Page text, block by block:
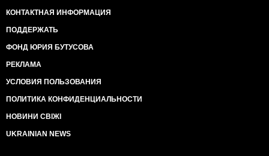
КОНТАКТНАЯ ИНФОРМАЦИЯ
ПОДДЕРЖАТЬ
ФОНД ЮРИЯ БУТУСОВА
РЕКЛАМА
УСЛОВИЯ ПОЛЬЗОВАНИЯ
ПОЛИТИКА КОНФИДЕНЦИАЛЬНОСТИ
НОВИНИ СВІЖІ
UKRAINIAN NEWS